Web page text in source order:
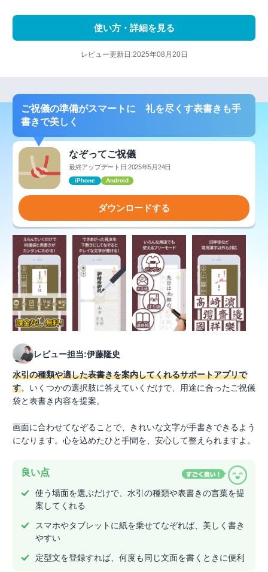
使い方・詳細を見る
レビュー更新日:2025年08月20日
ご祝儀の準備がスマートに 礼を尽くす表書きも手
書きで美しく
なぞってご祝儀
最終アップデート日:2025年5月24日
iPhone Android
ダウンロードする
レビュー担当:伊藤隆史
水引の種類や適した表書きを案内してくれるサポートアプリで
す。いくつかの選択肢に答えていくだけで、用途に合ったご祝儀
袋と表書き内容を提案。
画面に合わせてなぞることで、きれいな文字が手書きできるよう
になります。心を込めたひと手間を、安心して整えられますよ。
良い点
使う場面を選ぶだけで、水引の種類や表書きの言葉を提
案してくれる
スマホやタブレットに紙を乗せてなぞれば、美しく書き
やすい
定型文を登録すれば、何度も同じ文面を書くときに便利